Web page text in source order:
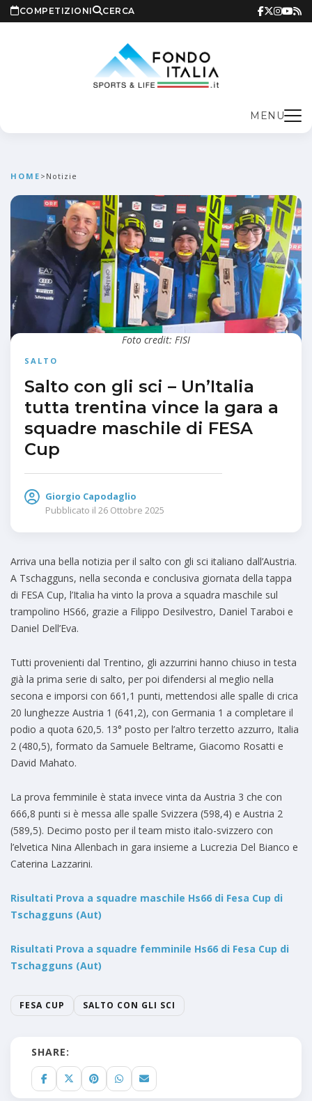
COMPETIZIONI CERCA
MENU
HOME > Notizie
SALTO
Salto con gli sci – Un’Italia
tutta trentina vince la gara a
squadre maschile di FESA
Cup
Giorgio Capodaglio
Pubblicato il 26 Ottobre 2025
Foto credit: FISI
Arriva una bella notizia per il salto con gli sci italiano dall’Austria.
A Tschagguns, nella seconda e conclusiva giornata della tappa
di FESA Cup, l’Italia ha vinto la prova a squadra maschile sul
trampolino HS66, grazie a Filippo Desilvestro, Daniel Taraboi e
Daniel Dell’Eva.
Tutti provenienti dal Trentino, gli azzurrini hanno chiuso in testa
già la prima serie di salto, per poi difendersi al meglio nella
secona e imporsi con 661,1 punti, mettendosi alle spalle di crica
20 lunghezze Austria 1 (641,2), con Germania 1 a completare il
podio a quota 620,5. 13° posto per l’altro terzetto azzurro, Italia
2 (480,5), formato da Samuele Beltrame, Giacomo Rosatti e
David Mahato.
La prova femminile è stata invece vinta da Austria 3 che con
666,8 punti si è messa alle spalle Svizzera (598,4) e Austria 2
(589,5). Decimo posto per il team misto italo-svizzero con
l’elvetica Nina Allenbach in gara insieme a Lucrezia Del Bianco e
Caterina Lazzarini.
Risultati Prova a squadre maschile Hs66 di Fesa Cup di
Tschagguns (Aut)
Risultati Prova a squadre femminile Hs66 di Fesa Cup di
Tschagguns (Aut)
FESA CUP SALTO CON GLI SCI
SHARE: